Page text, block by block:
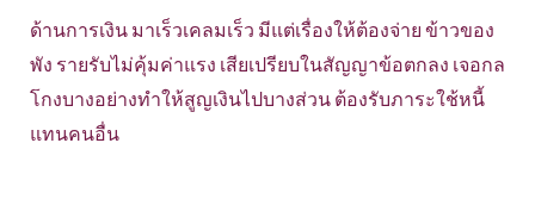
ด้านการเงิน มาเร็วเคลมเร็ว มีแต่เรื่องให้ต้องจ่าย ข้าวของ
พัง รายรับไม่คุ้มค่าแรง เสียเปรียบในสัญญาข้อตกลง เจอกล
โกงบางอย่างทำให้สูญเงินไปบางส่วน ต้องรับภาระใช้หนี้
แทนคนอื่น